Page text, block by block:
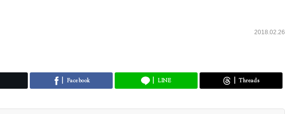
2018.02.26
Facebook LINE Threads